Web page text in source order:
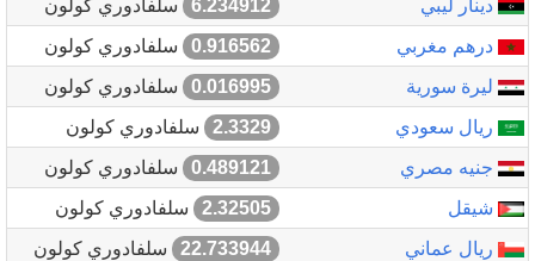
دينار ليبي
6.234912
سلفادوري كولون
درهم مغربي
0.916562
سلفادوري كولون
ليرة سورية
0.016995
سلفادوري كولون
ريال سعودي
2.3329
سلفادوري كولون
جنيه مصري
0.489121
سلفادوري كولون
شيقل
2.32505
سلفادوري كولون
ريال عماني
22.733944
سلفادوري كولون